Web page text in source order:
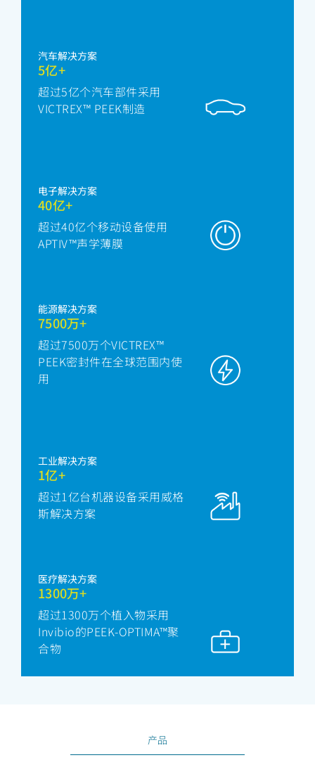
汽车解决方案
5亿+
超过5亿个汽车部件采用
VICTREX™ PEEK制造
电子解决方案
40亿+
超过40亿个移动设备使用
APTIV™声学薄膜
能源解决方案
7500万+
超过7500万个VICTREX™
PEEK密封件在全球范围内使
用
工业解决方案
1亿+
超过1亿台机器设备采用威格
斯解决方案
医疗解决方案
1300万+
超过1300万个植入物采用
Invibio的PEEK-OPTIMA™聚
合物
产品